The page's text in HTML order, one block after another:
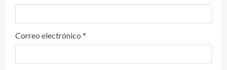
Correo electrónico *